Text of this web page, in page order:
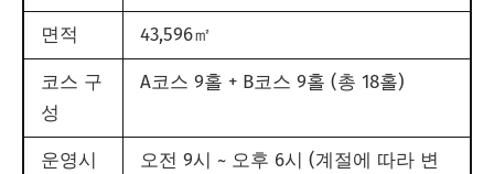
면적 43,596㎡
코스 구
성
A코스 9홀 + B코스 9홀 (총 18홀)
운영시
오전 9시 ~ 오후 6시 (계절에 따라 변